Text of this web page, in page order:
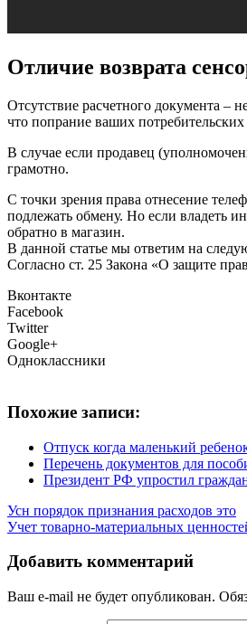
Отличие возврата
Отсутствие расчетного документа –
что попрание ваших
В случае если продавец
грамотно.
С точки зрения права отнесение
подлежать обмену. Но если владеть
обратно в магазин.
В данной статье мы ответим на
Согласно ст. 25 Закона «О защите
Вконтакте
Facebook
Twitter
Google+
Одноклассники
Похожие записи:
Отпуск когда маленький
Перечень документов для
Президент РФ упростил
Усн порядок признания расходов это
Учет товарно-материальных
Добавить комментарий
Ваш e-mail не будет опубликован.